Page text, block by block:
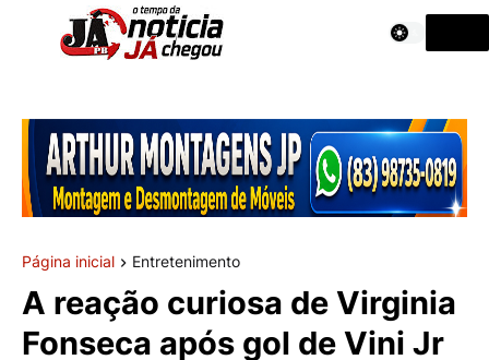
Página inicial Entretenimento
A reação curiosa de Virginia
Fonseca após gol de Vini Jr